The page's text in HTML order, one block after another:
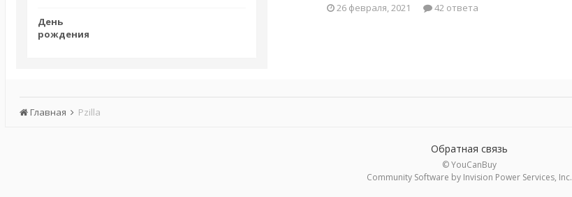
День
рождения
26 февраля, 2021
42 ответа
Главная Pzilla
Обратная связь
© YouCanBuy
Community Software by Invision Power Services, Inc.